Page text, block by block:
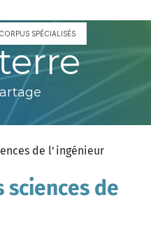
CORPUS SPÉCIALISÉS
de l'ingénieur
sciences de